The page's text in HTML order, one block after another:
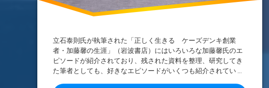
立石泰則氏が執筆された「正しく生きる ケーズデンキ創業
者・加藤馨の生涯」（岩波書店）にはいろいろな加藤馨氏のエ
ピソードが紹介されており、残された資料を整理、研究してき
た筆者としても、好きなエピソードがいくつも紹介されてい …